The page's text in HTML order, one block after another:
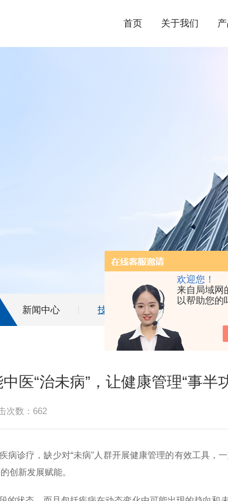
欢迎您！
来自局域网
以帮助您的
首页 关于我们
新闻中心 技术文章
医“治未病”，让健康管理“事半
次数：662
病诊疗，缺少对“未病"人群开展健康管理的有效工具
创新发展赋能。